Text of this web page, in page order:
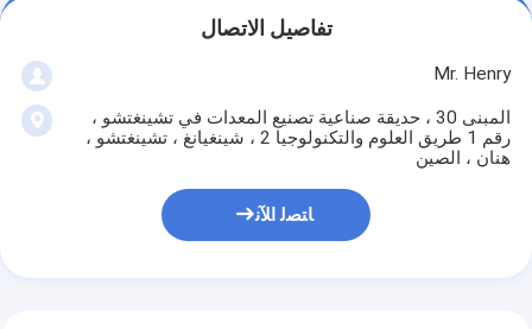
تفاصيل الاتصال
Mr. Henry
المبنى 30 ، حديقة صناعية تصنيع المعدات في تشينغتشو ،
رقم 1 طريق العلوم والتكنولوجيا 2 ، شينغيانغ ، تشينغتشو ،
هنان ، الصين
ﺎﺘﺼﻟ ﺍﻶﻧ